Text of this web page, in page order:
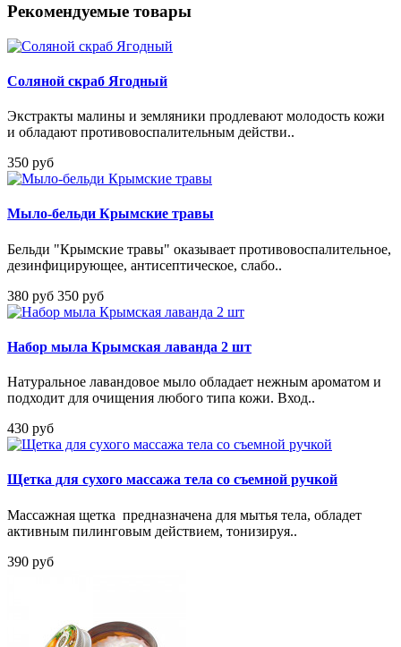
Рекомендуемые товары
Соляной скраб Ягодный
Экстракты малины и земляники продлевают молодость кожи
и обладают противовоспалительным действи..
350 руб
Мыло-бельди Крымские травы
Бельди "Крымские травы" оказывает противовоспалительное,
дезинфицирующее, антисептическое, слабо..
380 руб 350 руб
Набор мыла Крымская лаванда 2 шт
Натуральное лавандовое мыло обладает нежным ароматом и
подходит для очищения любого типа кожи. Вход..
430 руб
Щетка для сухого массажа тела со съемной ручкой
Массажная щетка предназначена для мытья тела, обладет
активным пилинговым действием, тонизируя..
390 руб